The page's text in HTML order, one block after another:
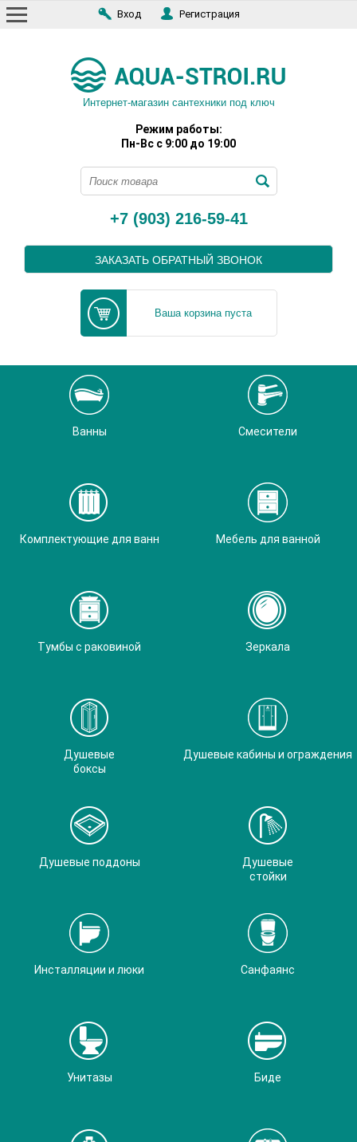
Вход Регистрация
Интернет-магазин сантехники под ключ
Режим работы:
Пн-Вс с 9:00 до 19:00
+7 (903) 216-59-41
ЗАКАЗАТЬ ОБРАТНЫЙ ЗВОНОК
Ваша корзина пуста
Ванны Смесители
Комплектующие для ванн Мебель для ванной
Тумбы с раковиной Зеркала
Душевые
боксы
Душевые кабины и ограждения
Душевые поддоны
Душевые
стойки
Инсталляции и люки Санфаянс
Унитазы Биде